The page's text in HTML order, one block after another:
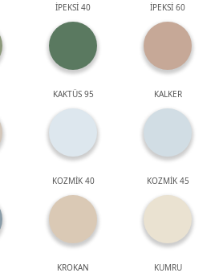
İPEKSİ 40 İPEKSİ 60
KAKTÜS 95 KALKER
KOZMİK 40 KOZMİK 45
KROKAN KUMRU